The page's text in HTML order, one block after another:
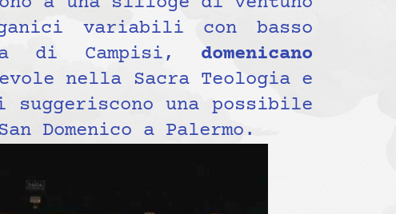
variabili con basso
di Campisi, domenicano
nella Sacra Teologia e
una possibile
Domenico a Palermo.